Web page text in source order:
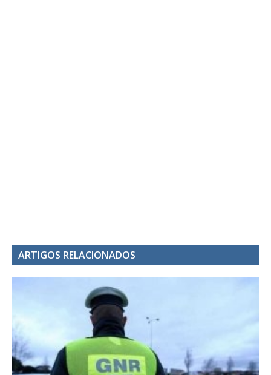
ARTIGOS RELACIONADOS